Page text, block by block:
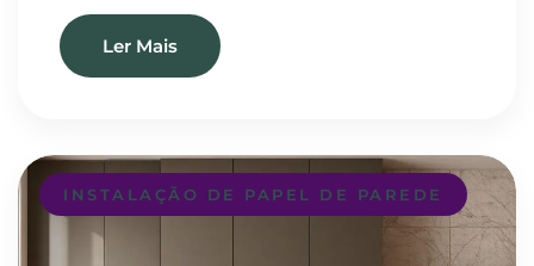
Ler Mais
INSTALAÇÃO DE PAPEL DE PAREDE